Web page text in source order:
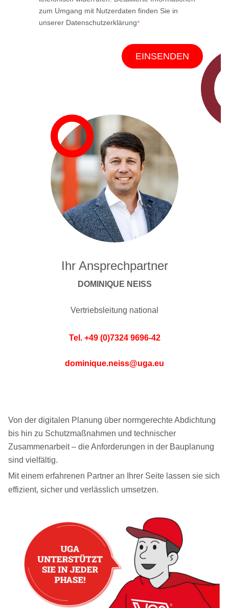
zum Umgang mit Nutzerdaten finden Sie in
unserer Datenschutzerklärung*
Ihr Ansprechpartner
DOMINIQUE NEISS
Vertriebsleitung national
Tel. +49 (0)7324 9696-42
dominique.neiss@uga.eu
Von der digitalen Planung über normgerechte Abdichtung
bis hin zu Schutzmaßnahmen und technischer
Zusammenarbeit – die Anforderungen in der Bauplanung
sind vielfältig.
Mit einem erfahrenen Partner an Ihrer Seite lassen sie sich
effizient, sicher und verlässlich umsetzen.